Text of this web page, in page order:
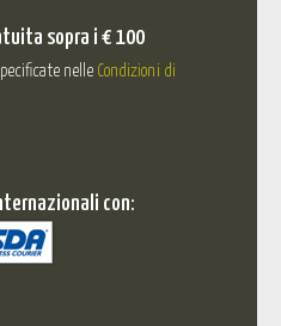
sopra i € 100
nelle Condizioni di
con: